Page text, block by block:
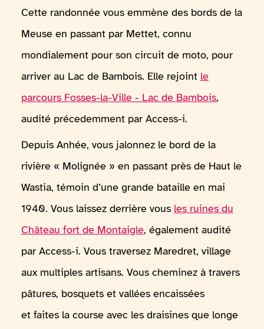
Cette randonnée vous emmène des bords de la
Meuse en passant par Mettet, connu
mondialement pour son circuit de moto, pour
arriver au Lac de Bambois. Elle rejoint le
parcours Fosses-la-Ville - Lac de Bambois,
audité précedemment par Access-i.
Depuis Anhée, vous jalonnez le bord de la
rivière « Molignée » en passant près de Haut le
Wastia, témoin d’une grande bataille en mai
1940. Vous laissez derrière vous les ruines du
Château fort de Montaigle, également audité
par Access-i. Vous traversez Maredret, village
aux multiples artisans. Vous cheminez à travers
pâtures, bosquets et vallées encaissées
et faites la course avec les draisines que longe